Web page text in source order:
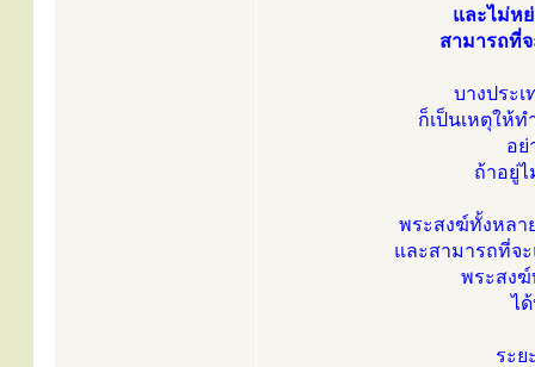
และไม่ห
สามารถที่
บางประ
ก็เป็นเหตุให้
อย่
ถ้าอยู่
พระสงฆ์ทั้งหลา
และสามารถที่จ
พระสง
ไ
ระย